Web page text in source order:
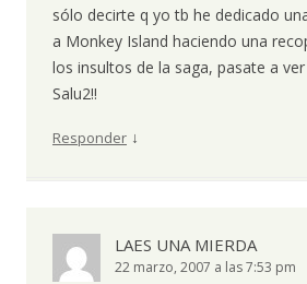
sólo decirte q yo tb he dedicado
a Monkey Island haciendo una
los insultos de la saga, pasate a
Salu2!!
Responder ↓
LAES UNA MIERDA
22 marzo, 2007 a las 7:53 pm